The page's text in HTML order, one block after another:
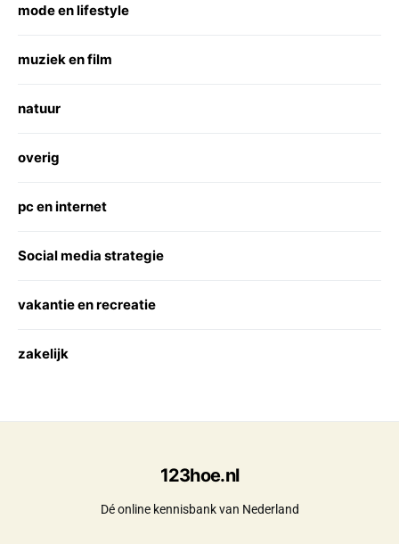
mode en lifestyle
muziek en film
natuur
overig
pc en internet
Social media strategie
vakantie en recreatie
zakelijk
123hoe.nl
Dé online kennisbank van Nederland